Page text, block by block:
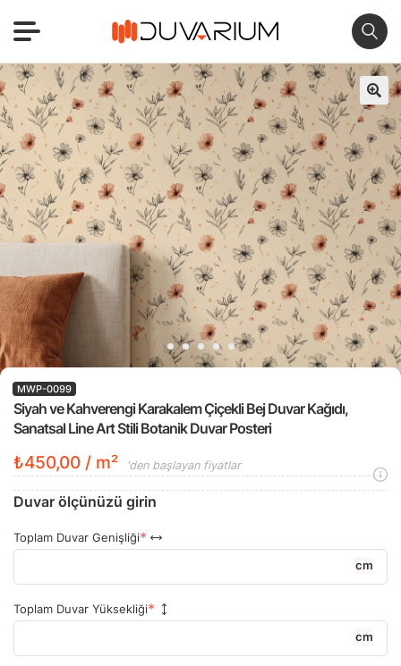
🔍
Siyah ve Kahverengi Karakalem Çiçekli Bej Duvar Kağıdı,
Sanatsal Line Art Stili Botanik Duvar Posteri
MWP-0099
₺450,00 / m² 'den başlayan fiyatlar
Duvar ölçünüzü girin
Toplam Duvar Genişliği
cm
Toplam Duvar Yüksekliği
cm